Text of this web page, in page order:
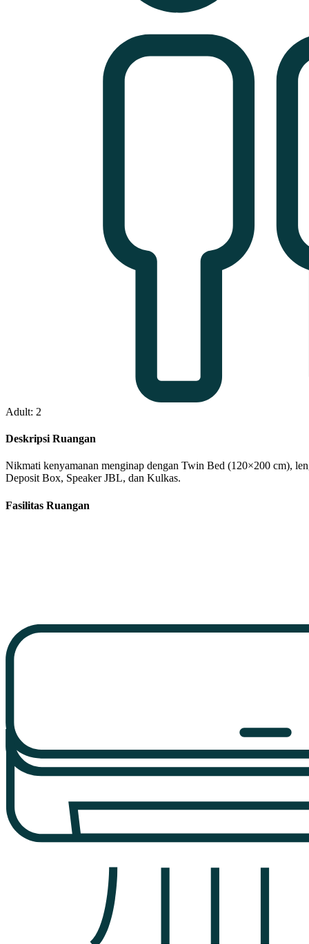
Adult: 2
Deskripsi Ruangan
Nikmati kenyamanan menginap dengan Twin Bed (120×200 cm),
Deposit Box, Speaker JBL, dan Kulkas.
Fasilitas Ruangan